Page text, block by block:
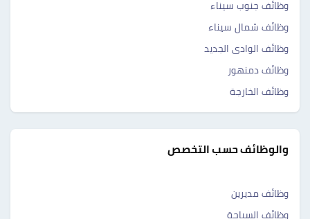
وظائف جنوب سيناء
وظائف شمال سيناء
وظائف الوادى الجديد
وظائف دمنهور
وظائف الخارجة
والوظائف حسب التخصص
وظائف مديرين
وظائف السياحة